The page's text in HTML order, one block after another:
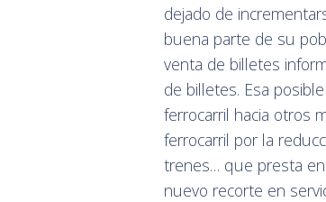
dejado de
buena parte de su
venta de billetes
de billetes. Esa
ferrocarril hacia otros
ferrocarril por la
trenes… que presta
nuevo recorte en